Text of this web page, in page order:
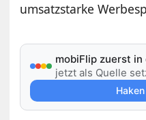
umsatzstarke
mobiFlip zuerst in
jetzt als Quelle